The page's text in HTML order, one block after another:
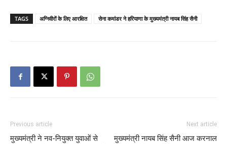
TAGS अग्निवीरों के लिए आरक्षित सेना कमांडर ने हरियाणा के मुख्यमंत्री नायब सिंह सैनी
Previous article
मुख्यमंत्री ने नव-नियुक्त युवाओं से
Next article
मुख्यमंत्री नायब सिंह सैनी आज करनाल